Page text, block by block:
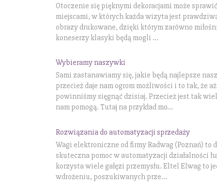
Otoczenie się pięknymi dekoracjami może
miejscami, w których każda wizyta jest
obrazy drukowane, dzięki którym zarówno
koneserzy klasyki będą mogli ...
Wybieramy naszywki
Sami zastanawiamy się, jakie będą najlepsze
przecież daje nam ogrom możliwości i to tak, że
powinniśmy sięgnąć dzisiaj. Przecież jest tak
nam pomogą. Tutaj na przykład mo...
Rozwiązania do automatyzacji sprzedaży
Wagi elektroniczne od firmy Radwag (Poznań) to
skuteczna pomoc w automatyzacji działalności
korzysta wiele gałęzi przemysłu. Eltel Elwag to
wdrożeniu, poszukiwanych prze...